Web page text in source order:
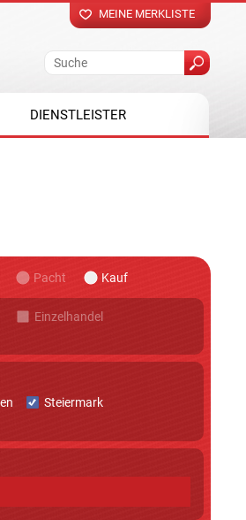
MEINE MERKLISTE
DIENSTLEISTER
Kauf
Pacht
Einzelhandel
Steiermark